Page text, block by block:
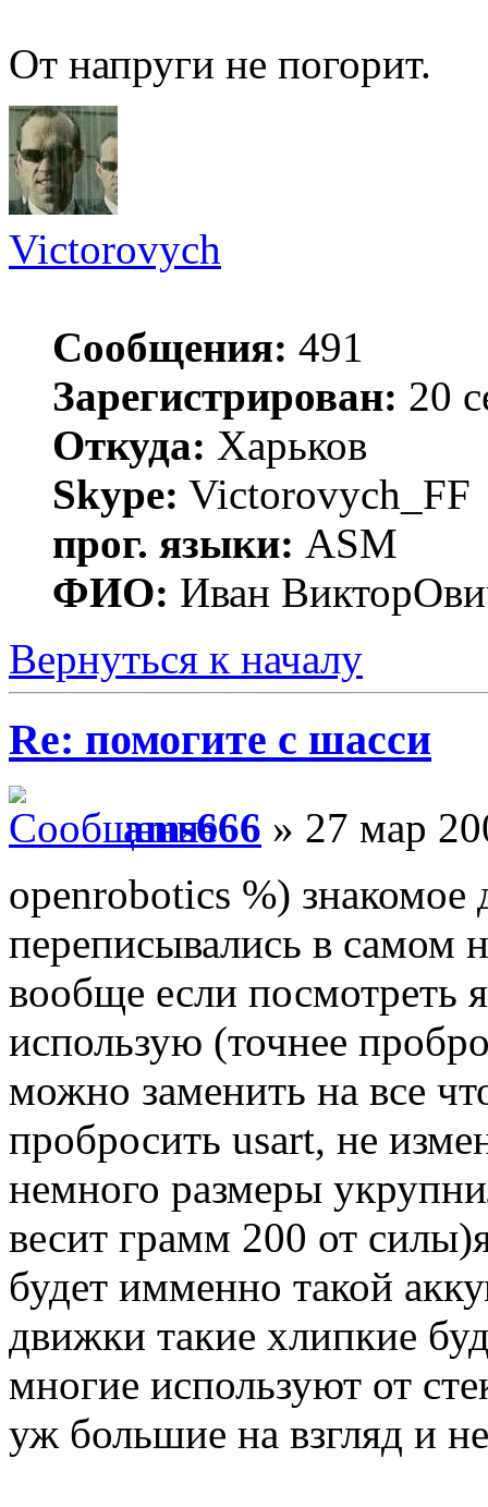
От напруги не погорит.
Victorovych
Сообщения: 491
Зарегистрирован: 20
Откуда: Харьков
Skype: Victorovych_FF
прог. языки: ASM
ФИО: Иван
Вернуться к началу
Re: помогите с шасси
ams666 » 27 мар
openrobotics %) знакомое
переписывались в самом
вообще если посмотреть
использую (точнее
можно заменить на все
пробросить usart, не
немного размеры
весит грамм 200 от
будет имменно такой
движки такие хлипкие
многие используют от
уж большие на взгляд и